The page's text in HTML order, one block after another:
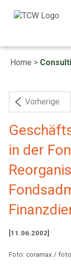
Home >
Vorherige
in der
[11.06.2002]
Foto: coramax /